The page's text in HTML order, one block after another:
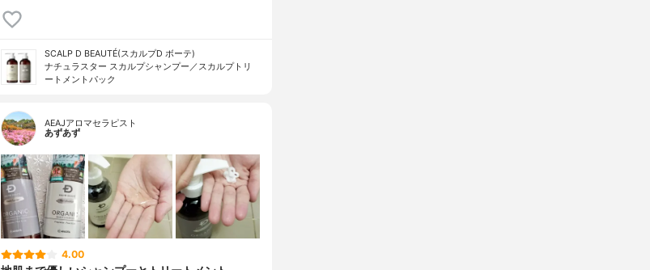
SCALP D BEAUTÉ(スカルプD ボーテ)
ナチュラスター スカルプシャンプー／スカルプトリ
ートメントパック
AEAJアロマセラピスト
あずあず
4.00